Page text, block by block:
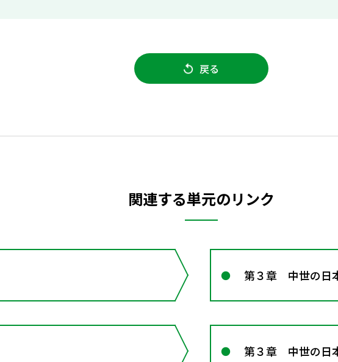
戻る
関連する単元のリンク
第３章 中世の日
第３章 中世の日